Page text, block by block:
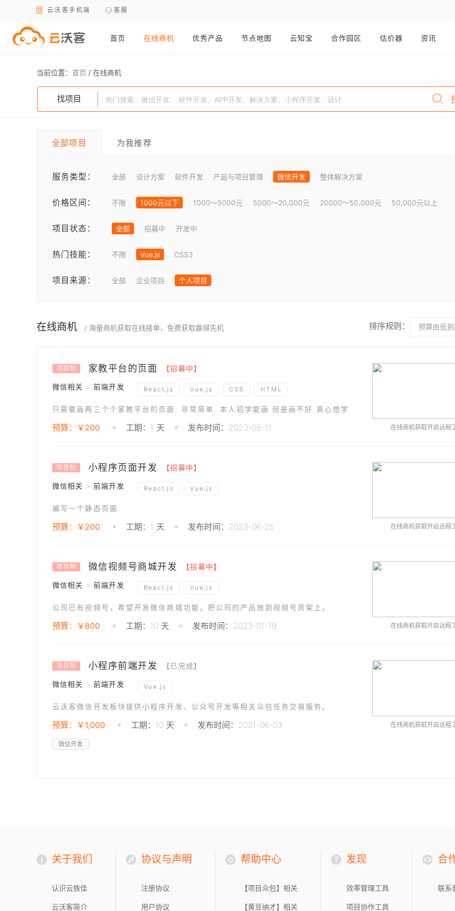
云沃客手机端 客服
首页 在线商机 优秀产品 节点地图 云知宝 合作园区 估价器 资讯
当前位置： 首页 / 在线商机
找项目
全部项目 为我推荐
服务类型： 全部 设计方案 软件开发 产品与项目管理 微信开发 整体解决方案
价格区间： 不限 1000元以下 1000～5000元 5000～20,000元 20000～50,000元 50,000元以上
项目状态： 全部 招募中 开发中
热门技能： 不限 Vue.js CSS3
项目来源： 全部 企业项目 个人项目
在线商机 / 海量商机获取在线接单，免费获取赢得先机 排序规则： 预算由低
项目制 家教平台的页面 【招募中】
微信相关 > 前端开发 React.js Vue.js CSS HTML
预算：￥200 工期：1 天 发布时间：2023-08-11 在线商机获取开启远程
项目制 小程序页面开发 【招募中】
微信相关 > 前端开发 React.js Vue.js
编写一个静态页面
预算：￥200 工期：1 天 发布时间：2023-06-25 在线商机获取开启远程
项目制 微信视频号商城开发 【招募中】
微信相关 > 前端开发 React.js Vue.js
公司已有视频号，希望开发微信商城功能，把公司的产品放到视频号货架上。
预算：￥800 工期：10 天 发布时间：2023-01-19 在线商机获取开启远程
项目制 小程序前端开发 【已完成】
微信相关 > 前端开发 Vue.js
云沃客微信开发板块提供小程序开发、公众号开发等相关众包任务交易服务。
预算：￥1,000 工期：10 天 发布时间：2021-06-03
微信开发
在线商机获取开启远程
关于我们
认识云族佳
云沃客简介
协议与声明
注册协议
用户协议
帮助中心
【项目众包】相关
【黄豆纳才】相关
发现
效率管理工具
项目协作工具
合
联系